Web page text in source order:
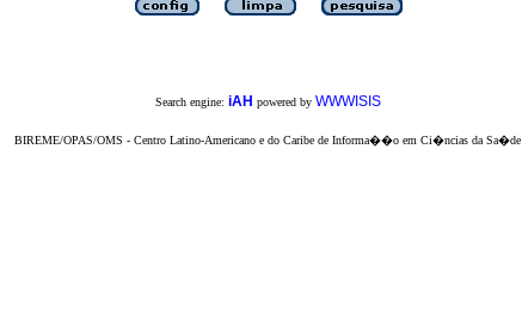
Search engine: iAH powered by WWWISIS
BIREME/OPAS/OMS - Centro Latino-Americano e do Caribe de Informa��o em Ci�ncias da Sa�de